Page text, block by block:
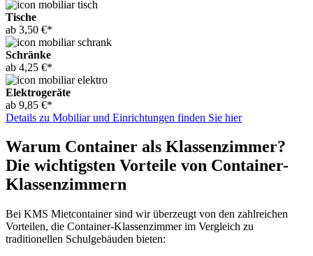
Tische
ab 3,50 €*
Schränke
ab 4,25 €*
Elektrogeräte
ab 9,85 €*
Details zu Mobiliar und Einrichtungen finden Sie hier
Warum Container als Klassenzimmer?
Die wichtigsten Vorteile von Container-
Klassenzimmern
Bei KMS Mietcontainer sind wir überzeugt von den zahlreichen
Vorteilen, die Container-Klassenzimmer im Vergleich zu
traditionellen Schulgebäuden bieten: